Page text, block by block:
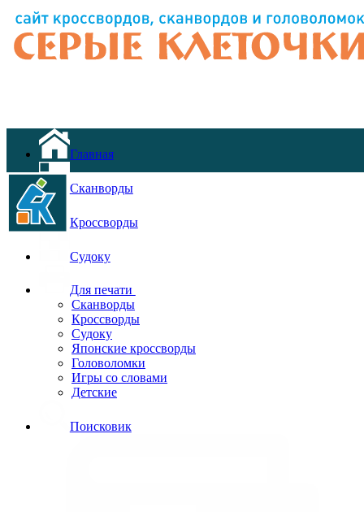
Главная
Сканворды
Кроссворды
Судоку
Для печати
Сканворды
Кроссворды
Судоку
Японские кроссворды
Головоломки
Игры со словами
Детские
Поисковик